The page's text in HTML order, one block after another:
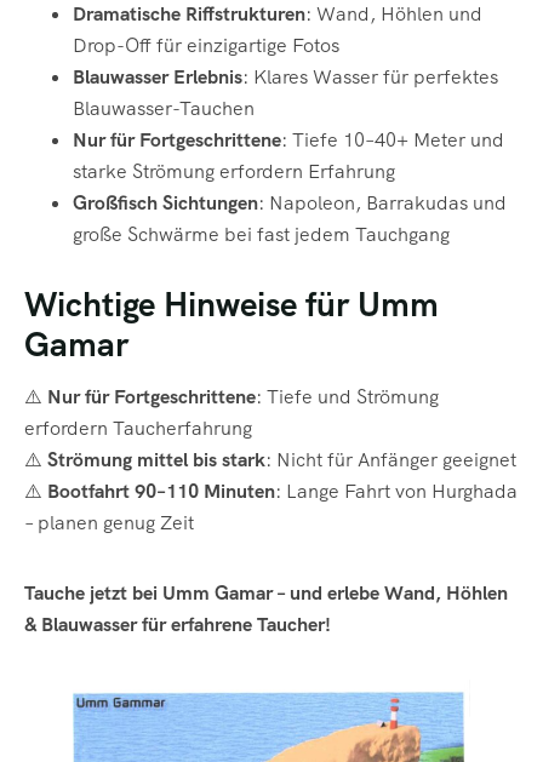
Dramatische Riffstrukturen: Wand, Höhlen und
Drop-Off für einzigartige Fotos
Blauwasser Erlebnis: Klares Wasser für perfektes
Blauwasser-Tauchen
Nur für Fortgeschrittene: Tiefe 10–40+ Meter und
starke Strömung erfordern Erfahrung
Großfisch Sichtungen: Napoleon, Barrakudas und
große Schwärme bei fast jedem Tauchgang
Wichtige Hinweise für Umm
Gamar
⚠️ Nur für Fortgeschrittene: Tiefe und Strömung
erfordern Taucherfahrung
⚠️ Strömung mittel bis stark: Nicht für Anfänger geeignet
⚠️ Bootfahrt 90–110 Minuten: Lange Fahrt von Hurghada
– planen genug Zeit
Tauche jetzt bei Umm Gamar – und erlebe Wand, Höhlen
& Blauwasser für erfahrene Taucher!